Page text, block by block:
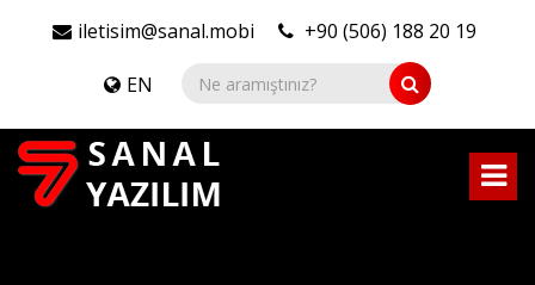
iletisim@sanal.mobi +90 (506) 188 20 19
EN